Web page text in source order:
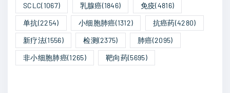
R
-
T
SCLC(1067) 乳腺癌(1846) 免疫(4816)
单抗(2254) 小细胞肺癌(1312) 抗癌药(4280)
新疗法(1556) 检测(2375) 肺癌(2095)
非小细胞肺癌(1265) 靶向药(5695)